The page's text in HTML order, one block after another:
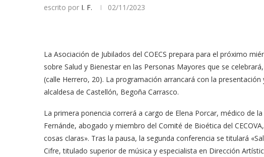
escrito por I. F. 02/11/2023
La Asociación de Jubilados del COECS prepara para el próximo
sobre Salud y Bienestar en las Personas Mayores que se
(calle Herrero, 20). La programación arrancará con la
alcaldesa de Castellón, Begoña Carrasco.
La primera ponencia correrá a cargo de Elena Porcar, médico de
Fernánde, abogado y miembro del Comité de Bioética del
cosas claras». Tras la pausa, la segunda conferencia se titulará
Cifre, titulado superior de música y especialista en Dirección